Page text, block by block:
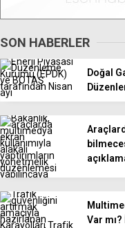
SON HABERLER
Doğal
Var